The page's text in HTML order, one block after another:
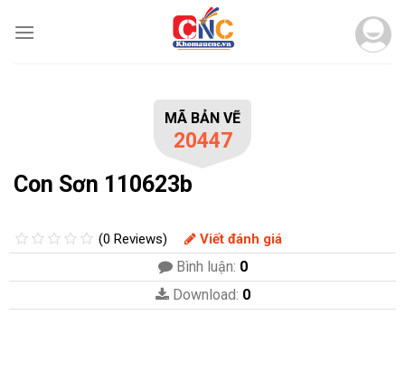
MÃ BẢN VẼ
20447
Con Sơn 110623b
(0 Reviews) Viết đánh giá
Bình luận: 0
Download: 0